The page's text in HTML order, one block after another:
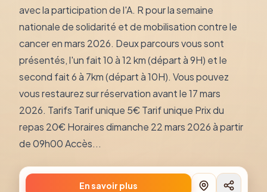
avec la participation de l'A. R pour la semaine
nationale de solidarité et de mobilisation contre le
cancer en mars 2026. Deux parcours vous sont
présentés, l'un fait 10 à 12 km (départ à 9H) et le
second fait 6 à 7km (départ à 10H). Vous pouvez
vous restaurez sur réservation avant le 17 mars
2026. Tarifs Tarif unique 5€ Tarif unique Prix du
repas 20€ Horaires dimanche 22 mars 2026 à partir
de 09h00 Accès...
En savoir plus